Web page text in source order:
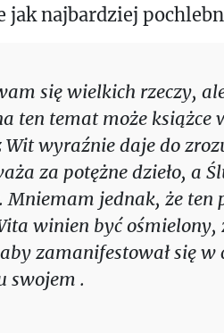
najbardziej
się wielkich rzeczy,
ten temat może książce
Wit wyraźnie daje do
za potężne dzieło, a
Mniemam jednak, że ten
winien być ośmielony,
zamanifestował się w
swojem .